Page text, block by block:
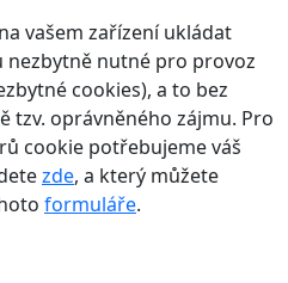
vašem zařízení ukládat
nutné pro provoz
cookies), a to bez
tzv. oprávněného zájmu. Pro
cookie potřebujeme váš
zde, a který můžete
formuláře.